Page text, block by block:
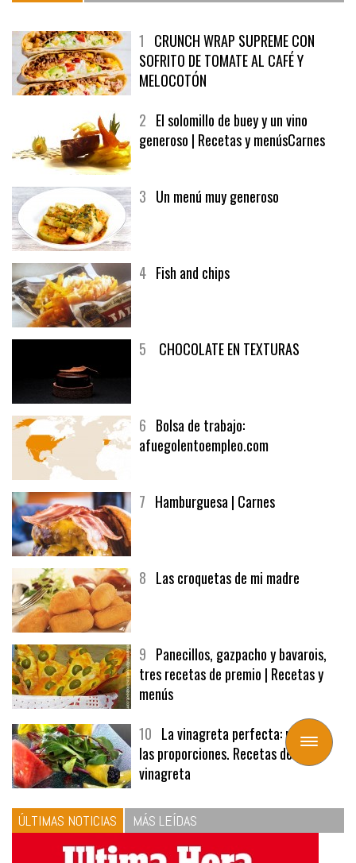
Toggle
navigation
1 CRUNCH WRAP SUPREME CON
SOFRITO DE TOMATE AL CAFÉ Y
MELOCOTÓN
2 El solomillo de buey y un vino
generoso | Recetas y menúsCarnes
3 Un menú muy generoso
4 Fish and chips
5 CHOCOLATE EN TEXTURAS
6 Bolsa de trabajo:
afuegolentoempleo.com
7 Hamburguesa | Carnes
8 Las croquetas de mi madre
9 Panecillos, gazpacho y bavarois,
tres recetas de premio | Recetas y
menús
10 La vinagreta perfecta: respeta
las proporciones. Recetas de
vinagreta
ÚLTIMAS NOTICIAS MÁS LEÍDAS